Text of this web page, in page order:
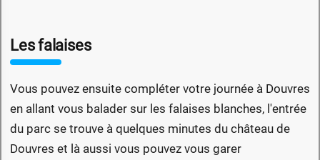
Les falaises
Vous pouvez ensuite compléter votre journée à Douvres
en allant vous balader sur les falaises blanches, l'entrée
du parc se trouve à quelques minutes du château de
Douvres et là aussi vous pouvez vous garer